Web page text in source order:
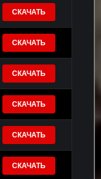
СКАЧАТЬ
СКАЧАТЬ
СКАЧАТЬ
СКАЧАТЬ
СКАЧАТЬ
СКАЧАТЬ